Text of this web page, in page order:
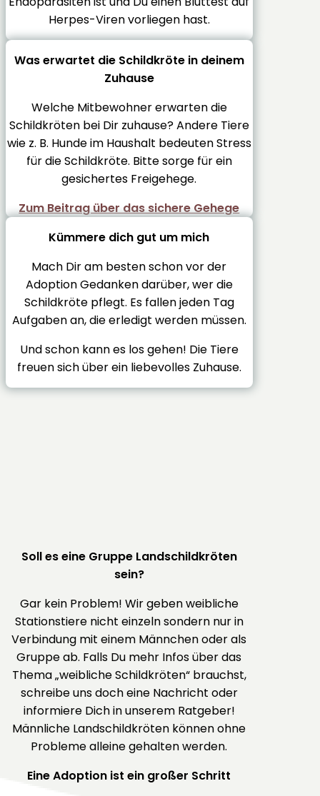
Herpes-Viren vorliegen hast.
Was erwartet die Schildkröte in deinem
Zuhause
Welche Mitbewohner erwarten die
Schildkröten bei Dir zuhause? Andere Tiere
wie z. B. Hunde im Haushalt bedeuten Stress
für die Schildkröte. Bitte sorge für ein
gesichertes Freigehege.
Zum Beitrag über das sichere Gehege
Kümmere dich gut um mich
Mach Dir am besten schon vor der
Adoption Gedanken darüber, wer die
Schildkröte pflegt. Es fallen jeden Tag
Aufgaben an, die erledigt werden müssen.
Und schon kann es los gehen! Die Tiere
freuen sich über ein liebevolles Zuhause.
Soll es eine Gruppe Landschildkröten
sein?
Gar kein Problem! Wir geben weibliche
Stationstiere nicht einzeln sondern nur in
Verbindung mit einem Männchen oder als
Gruppe ab. Falls Du mehr Infos über das
Thema „weibliche Schildkröten“ brauchst,
schreibe uns doch eine Nachricht oder
informiere Dich in unserem Ratgeber!
Männliche Landschildkröten können ohne
Probleme alleine gehalten werden.
Eine Adoption ist ein großer Schritt